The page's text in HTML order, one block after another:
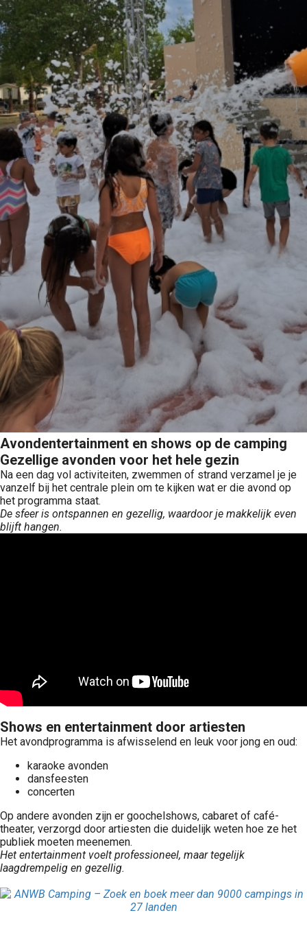
Avondentertainment en shows op de camping
Gezellige avonden voor het hele gezin
Na een dag vol activiteiten, zwemmen of strand verzamel je je
vanzelf bij het centrale plein om te kijken wat er die avond op
het programma staat.
De sfeer is ontspannen en gezellig, waardoor je makkelijk even
blijft hangen.
Shows en entertainment door artiesten
Het avondprogramma is afwisselend en leuk voor jong en oud:
karaoke avonden
dansfeesten
concerten
Op andere avonden zijn er goochelshows, cabaret of café-
theater, verzorgd door artiesten die duidelijk weten hoe ze het
publiek moeten meenemen.
Het entertainment voelt professioneel, maar tegelijk
laagdrempelig en gezellig.